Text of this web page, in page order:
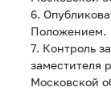
6.
Положением.
7. Контроль
заместителя
Московской